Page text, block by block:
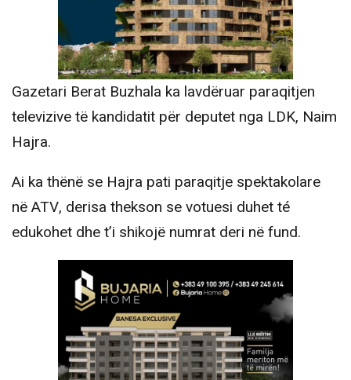
Gazetari Berat Buzhala ka lavdëruar paraqitjen
televizive të kandidatit për deputet nga LDK, Naim
Hajra.
Ai ka thënë se Hajra pati paraqitje spektakolare
në ATV, derisa thekson se votuesi duhet té
edukohet dhe t’i shikojë numrat deri në fund.